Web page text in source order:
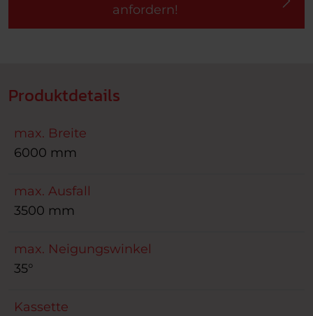
anfordern!
Produktdetails
max. Breite
6000 mm
max. Ausfall
3500 mm
max. Neigungswinkel
35°
Kassette